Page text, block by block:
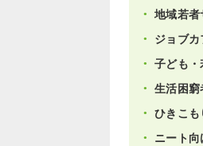
地域若
ジョブカ
子ども
生活困窮
ひきこも
ニート向